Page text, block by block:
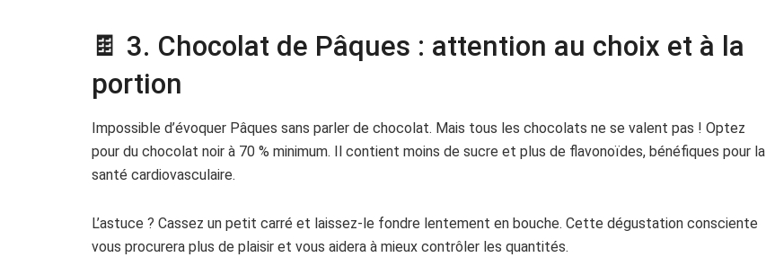
🍫 3. Chocolat de Pâques : attention au choix et à la
portion
Impossible d’évoquer Pâques sans parler de chocolat. Mais tous les chocolats ne se valent pas ! Optez
pour du chocolat noir à 70 % minimum. Il contient moins de sucre et plus de flavonoïdes, bénéfiques pour la
santé cardiovasculaire.
L’astuce ? Cassez un petit carré et laissez-le fondre lentement en bouche. Cette dégustation consciente
vous procurera plus de plaisir et vous aidera à mieux contrôler les quantités.